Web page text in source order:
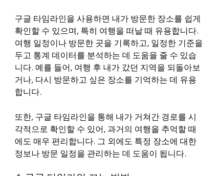
구글 타임라인을 사용하면 내가 방문한 장소를 쉽게
확인할 수 있으며, 특히 여행을 떠날 때 유용합니다.
여행 일정이나 방문한 곳을 기록하고, 일정한 기준을
두고 통계 데이터를 분석하는 데 도움을 줄 수 있습
니다. 예를 들어, 여행 후 내가 갔던 지역을 되돌아보
거나, 다시 방문하고 싶은 장소를 기억하는 데 유용
합니다.
또한, 구글 타임라인을 통해 내가 거쳐간 경로를 시
각적으로 확인할 수 있어, 과거의 여행을 추억할 때
에도 매우 편리합니다. 그 외에도 특정 장소에 대한
정보나 방문 일정을 관리하는 데 도움이 됩니다.